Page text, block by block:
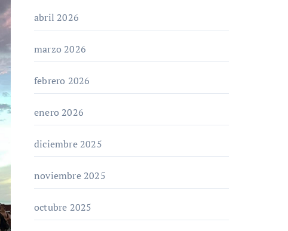
abril 2026
marzo 2026
febrero 2026
enero 2026
diciembre 2025
noviembre 2025
octubre 2025